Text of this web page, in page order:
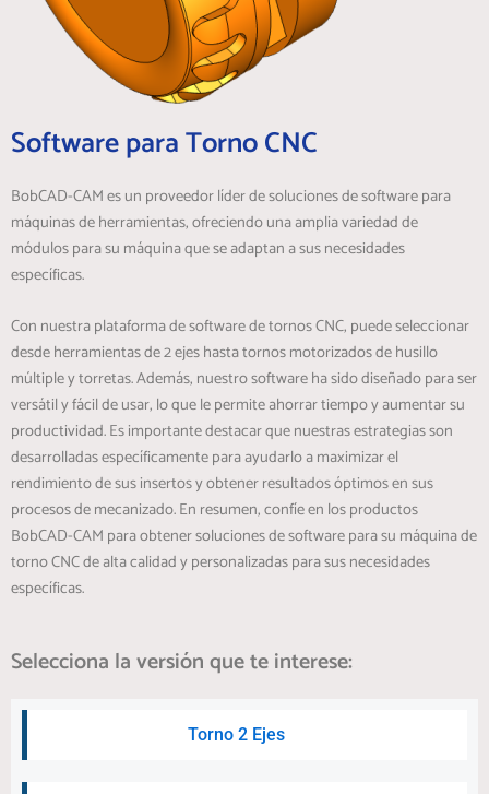
Software para Torno CNC
BobCAD-CAM es un proveedor líder de soluciones de software para
máquinas de herramientas, ofreciendo una amplia variedad de
módulos para su máquina que se adaptan a sus necesidades
específicas.
Con nuestra plataforma de software de tornos CNC, puede seleccionar
desde herramientas de 2 ejes hasta tornos motorizados de husillo
múltiple y torretas. Además, nuestro software ha sido diseñado para ser
versátil y fácil de usar, lo que le permite ahorrar tiempo y aumentar su
productividad. Es importante destacar que nuestras estrategias son
desarrolladas específicamente para ayudarlo a maximizar el
rendimiento de sus insertos y obtener resultados óptimos en sus
procesos de mecanizado. En resumen, confíe en los productos
BobCAD-CAM para obtener soluciones de software para su máquina de
torno CNC de alta calidad y personalizadas para sus necesidades
específicas.
Selecciona la versión que te interese:
Torno 2 Ejes